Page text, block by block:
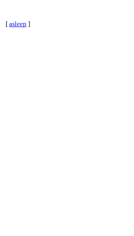
[ asleep ]